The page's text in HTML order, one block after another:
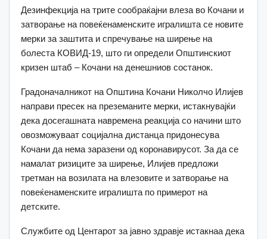
Дезинфекција на трите сообраќајни влеза во Кочани и
затворање на повеќенаменските игралишта се новите
мерки за заштита и спречување на ширење на
болеста КОВИД-19, што ги определи Општинскиот
кризен штаб – Кочани на денешниов состанок.
Градоначалникот на Општина Кочани Николчо Илијев
направи пресек на преземаните мерки, истакнувајќи
дека досегашната навремена реакција со начини што
овозможуваат социјална дистанца придонесува
Кочани да нема заразени од коронавирусот. За да се
намалат ризиците за ширење, Илијев предложи
третман на возилата на влезовите и затворање на
повеќенаменските игралишта по примерот на
детските.
Службите од Центарот за јавно здравје истакнаа дека